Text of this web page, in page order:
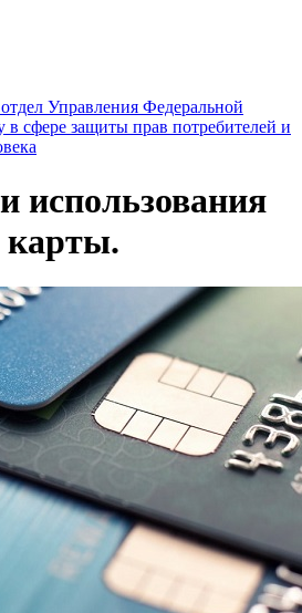
Управления Федеральной
в сфере защиты прав потребителей и
использования
карты.